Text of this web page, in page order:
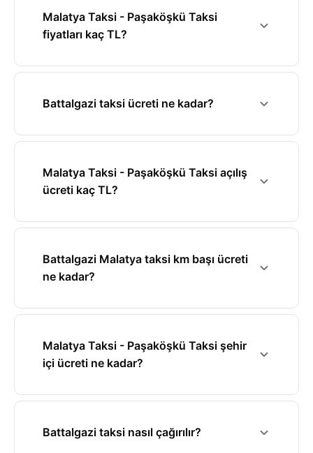
Malatya Taksi - Paşaköşkü Taksi
fiyatları kaç TL?
Battalgazi taksi ücreti ne kadar?
Malatya Taksi - Paşaköşkü Taksi açılış
ücreti kaç TL?
Battalgazi Malatya taksi km başı ücreti
ne kadar?
Malatya Taksi - Paşaköşkü Taksi şehir
içi ücreti ne kadar?
Battalgazi taksi nasıl çağırılır?